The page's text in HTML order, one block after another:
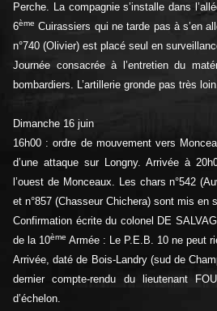
Perche. La compagnie s’installe dans
6ème Cuirassiers qui ne tarde pas à s’en
n°740 (Olivier) est placé seul en
Journée consacrée à l’entretien du
bombardiers. L’artillerie gronde pas très
Dimanche 16 juin
16h00 : ordre de mouvement vers
d’une attaque sur Longny. Arrivée à
l’ouest de Monceaux. Les chars n°542
et n°857 (Chasseur Chichera) sont mis en
Confirmation écrite du colonel DE
de la 10ème Armée : Le P.E.B. 10 ne peut
Arrivée, daté de Bois-Landry (sud de
dernier compte-rendu du lieutenant
d’échelon.